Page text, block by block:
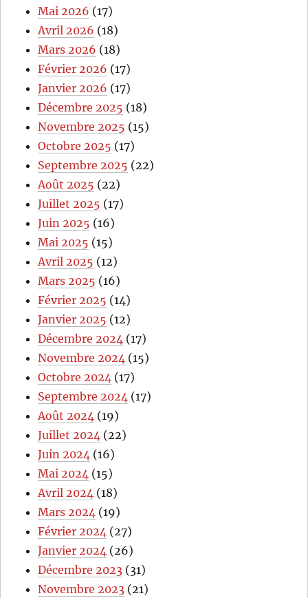
Mai 2026 (17)
Avril 2026 (18)
Mars 2026 (18)
Février 2026 (17)
Janvier 2026 (17)
Décembre 2025 (18)
Novembre 2025 (15)
Octobre 2025 (17)
Septembre 2025 (22)
Août 2025 (22)
Juillet 2025 (17)
Juin 2025 (16)
Mai 2025 (15)
Avril 2025 (12)
Mars 2025 (16)
Février 2025 (14)
Janvier 2025 (12)
Décembre 2024 (17)
Novembre 2024 (15)
Octobre 2024 (17)
Septembre 2024 (17)
Août 2024 (19)
Juillet 2024 (22)
Juin 2024 (16)
Mai 2024 (15)
Avril 2024 (18)
Mars 2024 (19)
Février 2024 (27)
Janvier 2024 (26)
Décembre 2023 (31)
Novembre 2023 (21)